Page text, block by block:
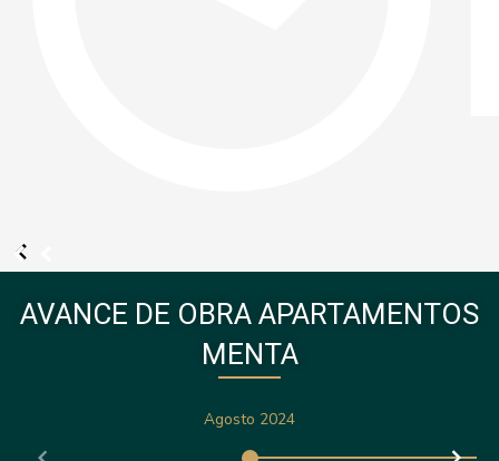
AVANCE DE OBRA APARTAMENTOS
MENTA
Agosto 2024